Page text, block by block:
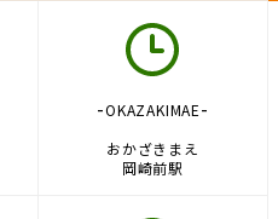
-OKAZAKIMAE-
おかざきまえ
岡崎前駅